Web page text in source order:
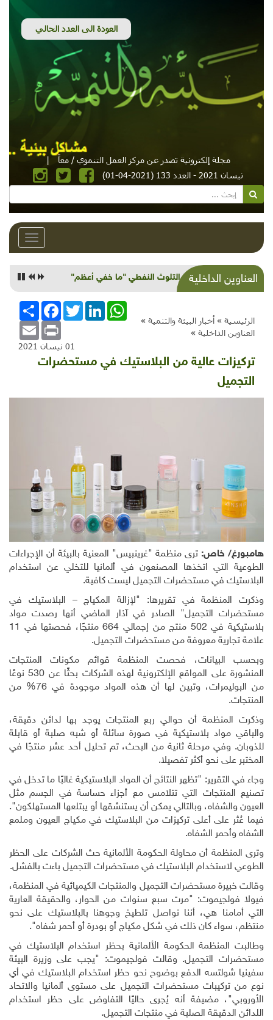
مجلة إلكترونية تصدر عن مركز العمل التنموي / معاً
|
نيسان 2021 - العدد 133 (2021-04-01)
Toggle
العناوين الداخليةكارثة التلوث النفطي "ما خفي أعظم"
الرئيسية » أخبار البيئة والتنمية »
العناوين الداخلية »
انشر
FacebookTwitterLinkedInWhatsApp
Email Print
01 نيسان 2021
تركيزات عالية من البلاستيك في مستحضرات
التجميل
هامبورغ/ خاص: ترى منظمة "غرينبيس" المعنية بالبيئة أن الإجراءات
الطوعية التي اتخذها المصنعون في ألمانيا للتخلي عن استخدام
البلاستيك في مستحضرات التجميل ليست كافية.
وذكرت المنظمة في تقريرها: "لإزالة المكياج – البلاستيك في
مستحضرات التجميل" الصادر في آذار الماضي أنها رصدت مواد
بلاستيكية في 502 منتج من إجمالي 664 منتجًا، فحصتها في 11
علامة تجارية معروفة من مستحضرات التجميل.
وبحسب البيانات، فحصت المنظمة قوائم مكونات المنتجات
المنشورة على المواقع الإلكترونية لهذه الشركات بحثًا عن 530 نوعًا
من البوليمرات، وتبين لها أن هذه المواد موجودة في 76% من
المنتجات.
وذكرت المنظمة أن حوالي ربع المنتجات يوجد بها لدائن دقيقة،
والباقي مواد بلاستيكية في صورة سائلة أو شبه صلبة أو قابلة
للذوبان. وفي مرحلة ثانية من البحث، تم تحليل أحد عشر منتجًا في
المختبر على نحو أكثر تفصيلا.
وجاء في التقرير: "تظهر النتائج أن المواد البلاستيكية غالبًا ما تدخل في
تصنيع المنتجات التي تتلامس مع أجزاء حساسة في الجسم مثل
العيون والشفاه، وبالتالي يمكن أن يستنشقها أو يبتلعها المستهلكون".
فيما عُثر على أعلى تركيزات من البلاستيك في مكياج العيون وملمع
الشفاه وأحمر الشفاه.
وترى المنظمة أن محاولة الحكومة الألمانية حث الشركات على الحظر
الطوعي لاستخدام البلاستيك في مستحضرات التجميل باءت بالفشل.
وقالت خبيرة مستحضرات التجميل والمنتجات الكيميائية في المنظمة،
فيولا فولجيموت: "مرت سبع سنوات من الحوار، والحقيقة العارية
التي أمامنا هي، أننا نواصل تلطيخ وجوهنا بالبلاستيك على نحو
منتظم، سواء كان ذلك في شكل مكياج أو بودرة أو أحمر شفاه".
وطالبت المنظمة الحكومة الألمانية بحظر استخدام البلاستيك في
مستحضرات التجميل. وقالت فولجيموت: "يجب على وزيرة البيئة
سفينيا شولتسه الدفع بوضوح نحو حظر استخدام البلاستيك في أي
نوع من تركيبات مستحضرات التجميل على مستوى ألمانيا والاتحاد
الأوروبي"، مضيفة أنه يُجرى حاليًا التفاوض على حظر استخدام
اللدائن الدقيقة الصلبة في منتجات التجميل.